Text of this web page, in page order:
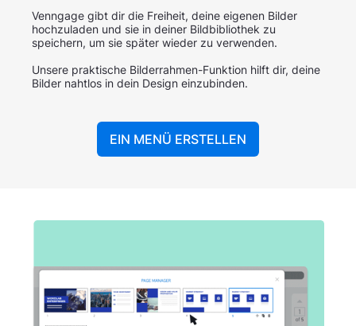
Venngage gibt dir die Freiheit, deine eigenen Bilder
hochzuladen und sie in deiner Bildbibliothek zu
speichern, um sie später wieder zu verwenden.
Unsere praktische Bilderrahmen-Funktion hilft dir, deine
Bilder nahtlos in dein Design einzubinden.
EIN MENÜ ERSTELLEN